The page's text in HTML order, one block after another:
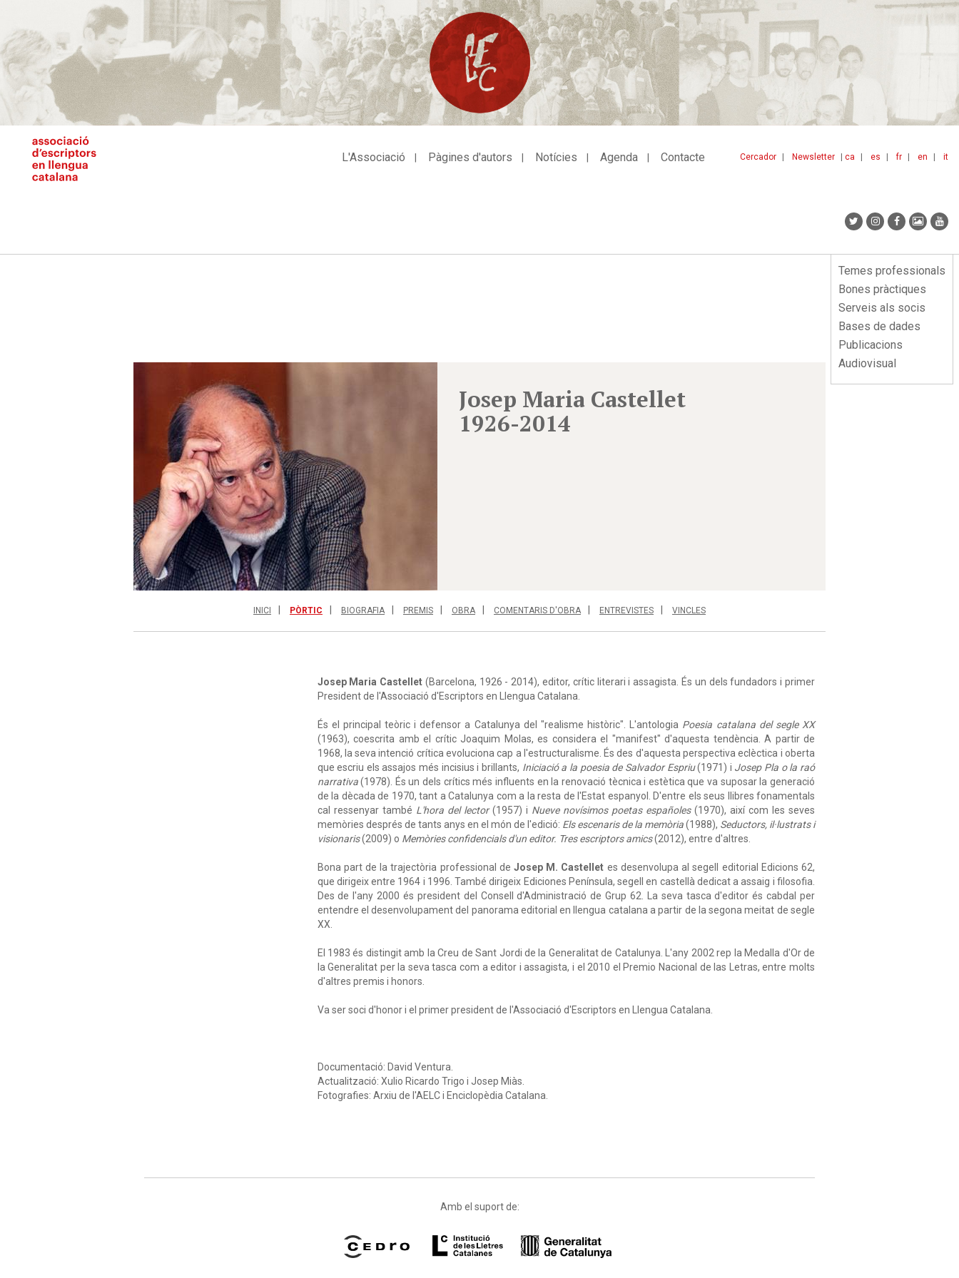
contingut
ca es fr en it
Cercador Newsletter
L'Associació Pàgines d'autors Notícies Agenda Contacte
Menu
lateral
Temes professionals
Bones pràctiques
Serveis als socis
Bases de dades
Publicacions
Audiovisual
Josep Maria Castellet
1926-2014
INICI PÒRTIC BIOGRAFIA PREMIS OBRA COMENTARIS D'OBRA ENTREVISTES VINCLES
Josep Maria Castellet (Barcelona, 1926 - 2014), editor, crític literari i assagista. És un dels fundadors i primer
President de l'Associació d'Escriptors en Llengua Catalana.
És el principal teòric i defensor a Catalunya del "realisme històric". L'antologia Poesia catalana del segle XX
(1963), coescrita amb el crític Joaquim Molas, es considera el "manifest" d'aquesta tendència. A partir de
1968, la seva intenció crítica evoluciona cap a l'estructuralisme. És des d'aquesta perspectiva eclèctica i oberta
que escriu els assajos més incisius i brillants, Iniciació a la poesia de Salvador Espriu(1971) i Josep Pla o la raó
narrativa(1978). És un dels crítics més influents en la renovació tècnica i estètica que va suposar la generació
de la dècada de 1970, tant a Catalunya com a la resta de l'Estat espanyol. D'entre els seus llibres fonamentals
cal ressenyar també L'hora del lector(1957) i Nueve novísimos poetas españoles(1970), així com les seves
memòries després de tants anys en el món de l'edició: Els escenaris de la memòria(1988), Seductors, il·lustrats i
visionaris(2009) o Memòries confidencials d'un editor. Tres escriptors amics(2012), entre d'altres.
Bona part de la trajectòria professional deJosep M. Castellet es desenvolupa al segell editorial Edicions 62,
que dirigeix entre 1964 i 1996. També dirigeix Ediciones Península, segell en castellà dedicat a assaig i filosofia.
Des de l'any 2000 és president del Consell d'Administració de Grup 62. La seva tasca d'editor és cabdal per
entendre el desenvolupament del panorama editorial en llengua catalana a partir de la segona meitat de segle
XX.
El 1983 és distingit amb la Creu de Sant Jordi de la Generalitat de Catalunya. L'any 2002 rep la Medalla d'Or de
la Generalitat per la seva tasca com a editor i assagista, i el 2010 el Premio Nacional de las Letras, entre molts
d'altres premis i honors.
Va ser soci d'honor i el primer president de l'Associació d'Escriptors en Llengua Catalana.
Documentació: David Ventura.
Actualització: Xulio Ricardo Trigo i Josep Miàs.
Fotografies: Arxiu de l'AELC i Enciclopèdia Catalana.
Amb el suport de: